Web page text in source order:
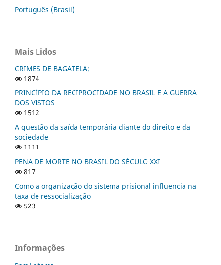
Português (Brasil)
Mais Lidos
CRIMES DE BAGATELA:
1874
PRINCÍPIO DA RECIPROCIDADE NO BRASIL E A GUERRA
DOS VISTOS
1512
A questão da saída temporária diante do direito e da
sociedade
1111
PENA DE MORTE NO BRASIL DO SÉCULO XXI
817
Como a organização do sistema prisional influencia na
taxa de ressocialização
523
Informações